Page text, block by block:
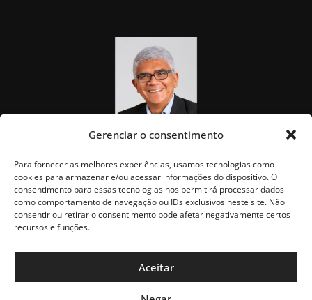
Gerenciar o consentimento
Para fornecer as melhores experiências, usamos tecnologias como
cookies para armazenar e/ou acessar informações do dispositivo. O
consentimento para essas tecnologias nos permitirá processar dados
como comportamento de navegação ou IDs exclusivos neste site. Não
consentir ou retirar o consentimento pode afetar negativamente certos
recursos e funções.
Aceitar